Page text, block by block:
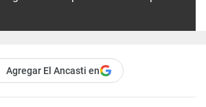
Agregar El Ancasti en